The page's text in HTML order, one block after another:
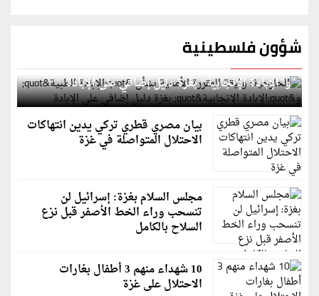
شؤون فلسطينية
الخارجية: وثيقة المقررة الأممية بشأن "الإبادة الطبية"
و"الإبادة الإنجابية" بغزة دليل إضافي على الإبادة
بيان مصري قطري تركي يدين انتهاكات
الاحتلال المتواصلة في غزة
مجلس السلام بغزة: إسرائيل لن
تنسحب وراء الخط الأصفر قبل نزع
السلاح بالكامل
10 شهداء منهم 3 أطفال بغارات
الاحتلال على غزة